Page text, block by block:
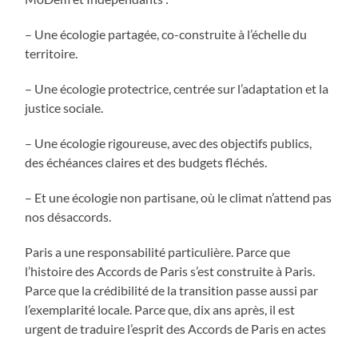
– Une écologie partagée, co-construite à l’échelle du
territoire.
– Une écologie protectrice, centrée sur l’adaptation et la
justice sociale.
– Une écologie rigoureuse, avec des objectifs publics,
des échéances claires et des budgets fléchés.
– Et une écologie non partisane, où le climat n’attend pas
nos désaccords.
Paris a une responsabilité particulière. Parce que
l’histoire des Accords de Paris s’est construite à Paris.
Parce que la crédibilité de la transition passe aussi par
l’exemplarité locale. Parce que, dix ans après, il est
urgent de traduire l’esprit des Accords de Paris en actes